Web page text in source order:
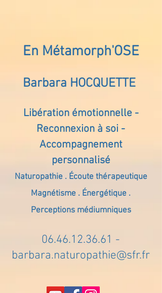
En Métamorph'OSE
Barbara HOCQUETTE
Libération émotionnelle -
Reconnexion à soi -
Accompagnement
personnalisé
Naturopathie . Écoute thérapeutique
Magnétisme . Énergétique .
Perceptions médiumniques
06.46.12.36.61 -
barbara.naturopathie@sfr.fr